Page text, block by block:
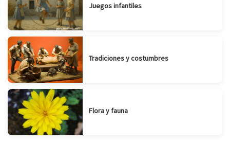
Juegos infantiles
Tradiciones y costumbres
Flora y fauna